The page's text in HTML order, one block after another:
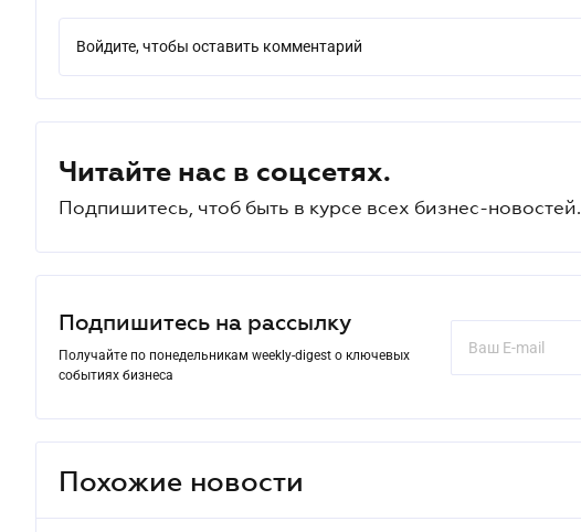
Войдите, чтобы оставить комментарий
Читайте нас в соцсетях.
Подпишитесь, чтоб быть в курсе всех бизнес-новостей.
Подпишитесь на рассылку
Получайте по понедельникам weekly-digest о ключевых
событиях бизнеса
Похожие новости